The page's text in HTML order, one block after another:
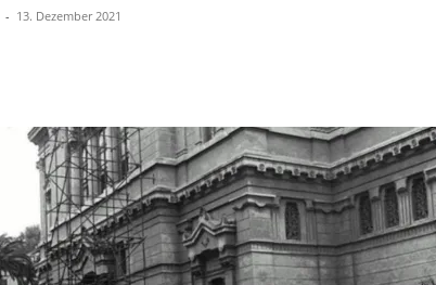
- 13. Dezember 2021